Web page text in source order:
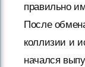
правильно
После
коллизии и
начался